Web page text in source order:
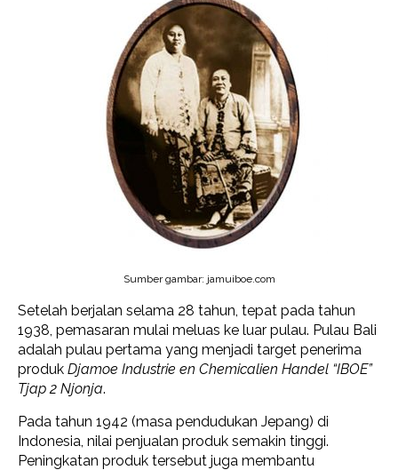
Sumber gambar: jamuiboe.com
Setelah berjalan selama 28 tahun, tepat pada tahun
1938, pemasaran mulai meluas ke luar pulau. Pulau Bali
adalah pulau pertama yang menjadi target penerima
produk Djamoe Industrie en Chemicalien Handel “IBOE”
Tjap 2 Njonja.
Pada tahun 1942 (masa pendudukan Jepang) di
Indonesia, nilai penjualan produk semakin tinggi.
Peningkatan produk tersebut juga membantu